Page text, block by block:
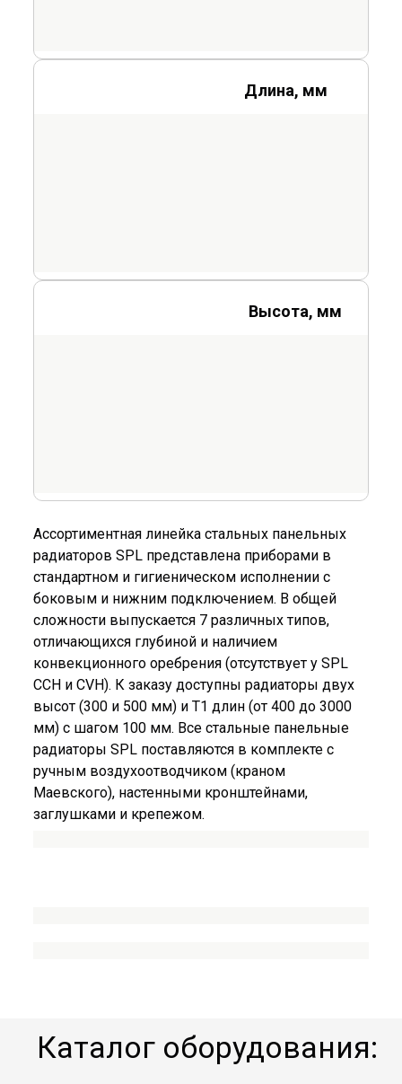
Длина, мм
Высота, мм
Ассортиментная линейка стальных панельных
радиаторов SPL представлена приборами в
стандартном и гигиеническом исполнении с
боковым и нижним подключением. В общей
сложности выпускается 7 различных типов,
отличающихся глубиной и наличием
конвекционного оребрения (отсутствует у SPL
ССН и CVH). К заказу доступны радиаторы двух
высот (300 и 500 мм) и Т1 длин (от 400 до 3000
мм) с шагом 100 мм. Все стальные панельные
радиаторы SPL поставляются в комплекте с
ручным воздухоотводчиком (краном
Маевского), настенными кронштейнами,
заглушками и крепежом.
Каталог оборудования: